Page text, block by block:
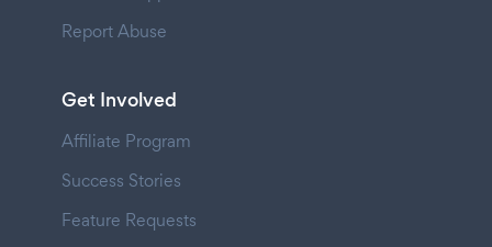
Report Abuse
Get Involved
Affiliate Program
Success Stories
Feature Requests